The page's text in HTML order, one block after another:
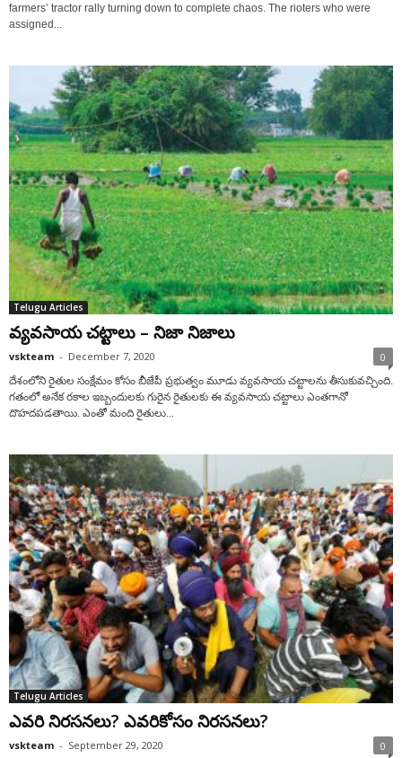
farmers’ tractor rally turning down to complete chaos. The rioters who were
assigned...
Telugu Articles
వ్య‌వ‌సాయ చ‌ట్టాలు – నిజా నిజాలు
vskteam - December 7, 2020 0
దేశంలోని రైతుల సంక్షేమం కోసం బీజేపీ ప్ర‌భుత్వం మూడు వ్య‌వ‌సాయ చ‌ట్టాల‌ను తీసుకువ‌చ్చింది.
గ‌తంలో అనేక ర‌కాల ఇబ్బందుల‌కు గురైన రైతుల‌కు ఈ వ్య‌వసాయ చ‌ట్టాలు ఎంత‌గానో
దొహ‌ద‌ప‌డ‌తాయి. ఎంతో మంది రైతులు...
Telugu Articles
ఎవరి నిరసనలు? ఎవరికోసం నిరసనలు?
vskteam - September 29, 2020 0